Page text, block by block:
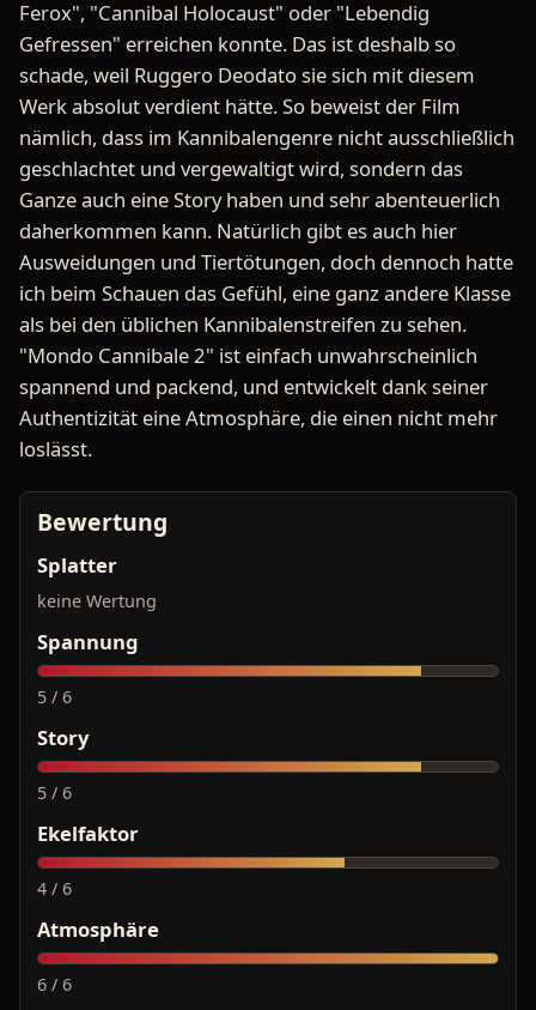
Ferox", "Cannibal Holocaust" oder "Lebendig
Gefressen" erreichen konnte. Das ist deshalb so
schade, weil Ruggero Deodato sie sich mit diesem
Werk absolut verdient hätte. So beweist der Film
nämlich, dass im Kannibalengenre nicht ausschließlich
geschlachtet und vergewaltigt wird, sondern das
Ganze auch eine Story haben und sehr abenteuerlich
daherkommen kann. Natürlich gibt es auch hier
Ausweidungen und Tiertötungen, doch dennoch hatte
ich beim Schauen das Gefühl, eine ganz andere Klasse
als bei den üblichen Kannibalenstreifen zu sehen.
"Mondo Cannibale 2" ist einfach unwahrscheinlich
spannend und packend, und entwickelt dank seiner
Authentizität eine Atmosphäre, die einen nicht mehr
loslässt.
Bewertung
Splatter
keine Wertung
Spannung
5 / 6
Story
5 / 6
Ekelfaktor
4 / 6
Atmosphäre
6 / 6